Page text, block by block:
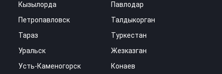
Кызылорда
Павлодар
Петропавловск
Талдыкорган
Тараз
Туркестан
Уральск
Жезказган
Усть-Каменогорск
Конаев